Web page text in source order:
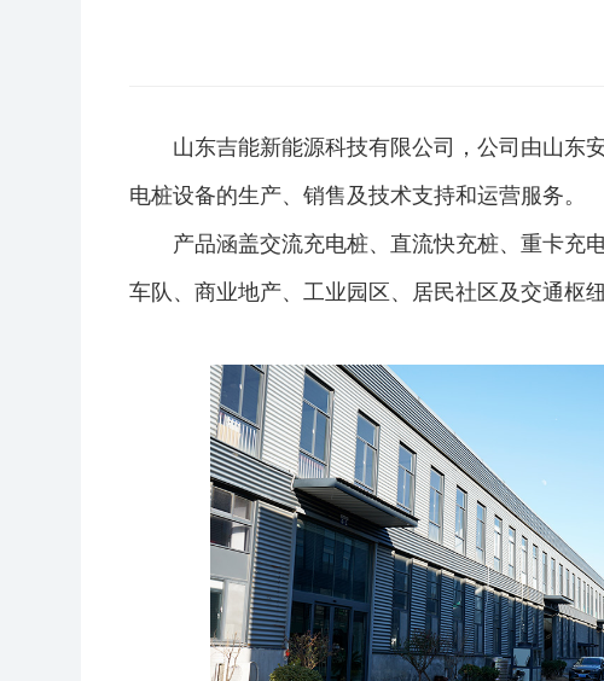
山东吉能新能源科技有限公司，公司由山东
电桩设备的生产、销售及技术支持和运营服务。
产品涵盖交流充电桩、直流快充桩、重卡充
车队、商业地产、工业园区、居民社区及交通枢纽